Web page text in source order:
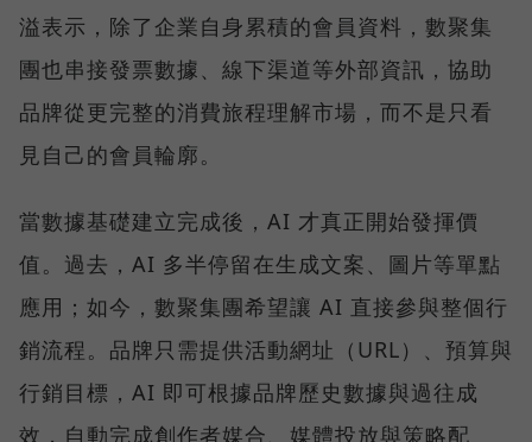
溢表示，除了企業自身累積的會員資料，數聚集
團也串接發票數據、線下渠道等外部資訊，協助
品牌從更完整的消費旅程理解市場，而不是只看
見自己的會員輪廓。
當數據基礎建立完成後，AI 才真正開始發揮價
值。過去，AI 多半停留在生成文案、圖片等單點
應用；如今，數聚集團希望讓 AI 直接參與整個行
銷流程。品牌只需提供活動網址（URL）、預算與
行銷目標，AI 即可根據品牌歷史數據與過往成
效，自動完成創作者媒合、媒體投放與策略配